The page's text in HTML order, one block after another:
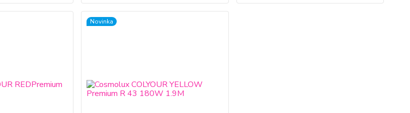
Novinka